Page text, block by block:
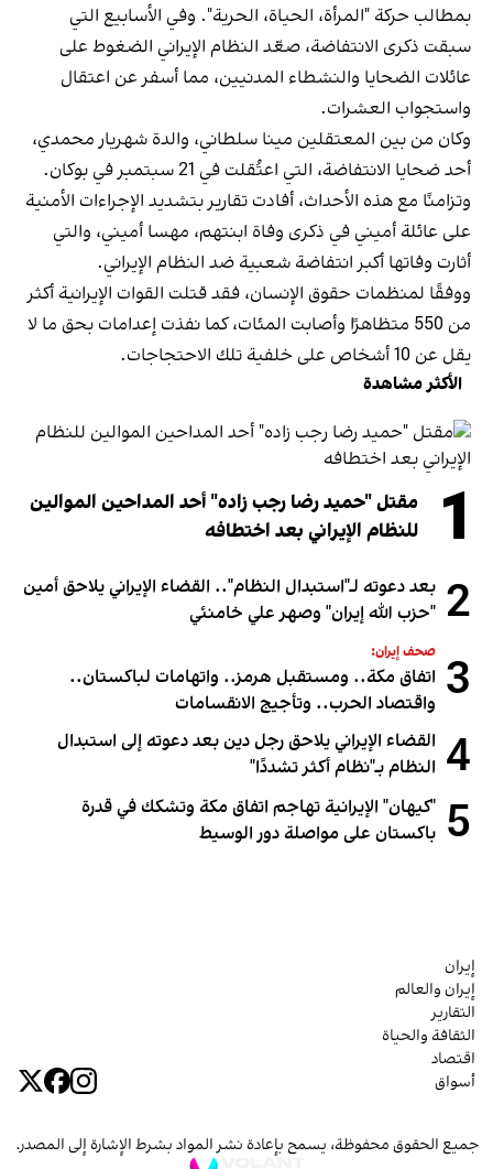
بمطالب حركة "المرأة، الحياة، الحرية". وفي الأسابيع التي
سبقت ذكرى الانتفاضة، صعّد النظام الإيراني الضغوط على
عائلات الضحايا والنشطاء المدنيين، مما أسفر عن اعتقال
واستجواب العشرات.
وكان من بين المعتقلين مينا سلطاني، والدة شهریار محمدي،
أحد ضحايا الانتفاضة، التي اعتُقلت في 21 سبتمبر في بوكان.
وتزامنًا مع هذه الأحداث، أفادت تقارير بتشديد الإجراءات الأمنية
على عائلة أميني في ذكرى وفاة ابنتهم، مهسا أميني، والتي
أثارت وفاتها أكبر انتفاضة شعبية ضد النظام الإيراني.
ووفقًا لمنظمات حقوق الإنسان، فقد قتلت القوات الإيرانية أكثر
من 550 متظاهرًا وأصابت المئات، كما نفذت إعدامات بحق ما لا
يقل عن 10 أشخاص على خلفية تلك الاحتجاجات.
الأكثر مشاهدة
1
مقتل "حميد رضا رجب زاده" أحد المداحين الموالين
للنظام الإيراني بعد اختطافه
2 بعد دعوته لـ"استبدال النظام".. القضاء الإيراني يلاحق أمين
"حزب الله إيران" وصهر علي خامنئي
3 صحف إيران:
اتفاق مكة.. ومستقبل هرمز.. واتهامات لباكستان..
واقتصاد الحرب.. وتأجيج الانقسامات
4 القضاء الإيراني يلاحق رجل دين بعد دعوته إلى استبدال
النظام بـ"نظام أكثر تشددًا"
5 "كيهان" الإيرانية تهاجم اتفاق مكة وتشكك في قدرة
باكستان على مواصلة دور الوسيط
إيران
إيران والعالم
التقارير
الثقافة والحياة
اقتصاد
أسواق
جميع الحقوق محفوظة، يسمح بإعادة نشر المواد بشرط الإشارة إلى المصدر.